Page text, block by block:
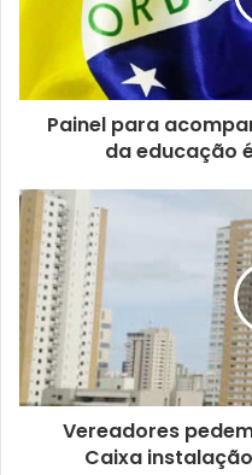
e
e
m
i
Painel para
da educação
Vereadores
Caixa